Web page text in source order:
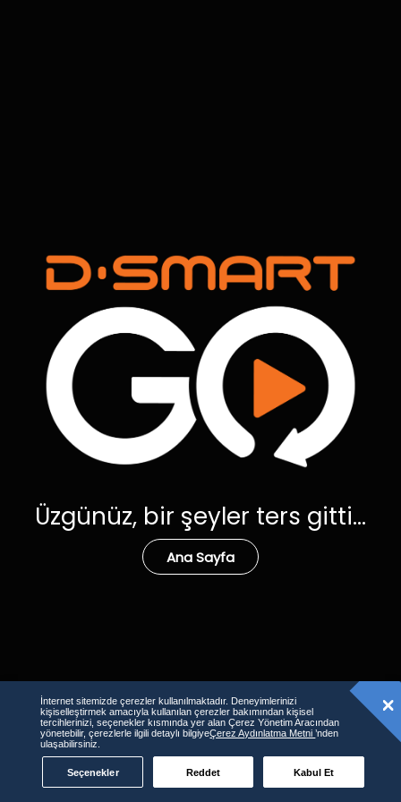
Üzgünüz, bir şeyler ters gitti...
Ana Sayfa
İnternet sitemizde çerezler kullanılmaktadır. Deneyimlerinizi
kişiselleştirmek amacıyla kullanılan çerezler bakımından kişisel
tercihlerinizi, seçenekler kısmında yer alan Çerez Yönetim Aracından
yönetebilir, çerezlerle ilgili detaylı bilgiyeÇerez Aydınlatma Metni’nden
ulaşabilirsiniz.
Seçenekler Reddet Kabul Et